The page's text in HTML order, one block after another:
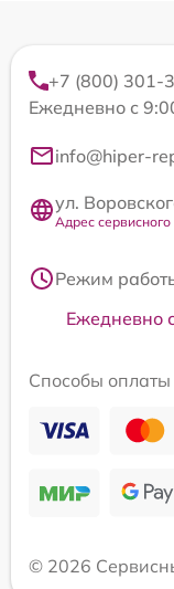
+7 (800) 301-
Ежедневно с
info@hiper-
ул.
Адрес
Режим
Ежедневно
Способы оплаты
© 2026